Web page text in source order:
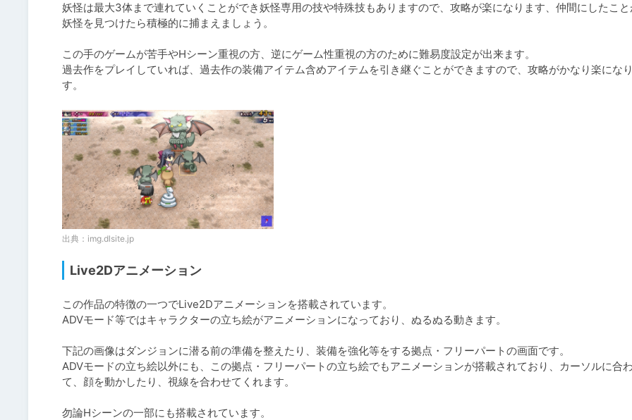
妖怪は最大3体まで連れていくことができ妖怪専用の技や特殊技もありますので、攻略が楽になります、仲間にしたこ
妖怪を見つけたら積極的に捕まえましょう。
この手のゲームが苦手やHシーン重視の方、逆にゲーム性重視の方のために難易度設定が出来ます。
過去作をプレイしていれば、過去作の装備アイテム含めアイテムを引き継ぐことができますので、攻略がかなり楽にな
す。
出典： img.dlsite.jp
Live2Dアニメーション
この作品の特徴の一つでLive2Dアニメーションを搭載されています。
ADVモード等ではキャラクターの立ち絵がアニメーションになっており、ぬるぬる動きます。
下記の画像はダンジョンに潜る前の準備を整えたり、装備を強化等をする拠点・フリーパートの画面です。
ADVモードの立ち絵以外にも、この拠点・フリーパートの立ち絵でもアニメーションが搭載されており、カーソルに合
て、顔を動かしたり、視線を合わせてくれます。
勿論Hシーンの一部にも搭載されています。